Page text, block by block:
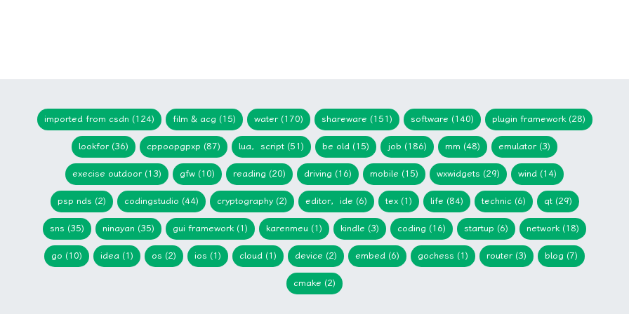
imported from csdn (124) film & acg (15) water (170) shareware (151) software (140) plugin framework (28)
lookfor (36) cppoopgpxp (87) lua，script (51) be old (15) job (186) mm (48) emulator (3)
execise outdoor (13) gfw (10) reading (20) driving (16) mobile (15) wxwidgets (29) wind (14)
psp nds (2) codingstudio (44) cryptography (2) editor，ide (6) tex (1) life (84) technic (6) qt (29)
sns (35) ninayan (35) gui framework (1) karenmeu (1) kindle (3) coding (16) startup (6) network (18)
go (10) idea (1) os (2) ios (1) cloud (1) device (2) embed (6) gochess (1) router (3) blog (7)
cmake (2)